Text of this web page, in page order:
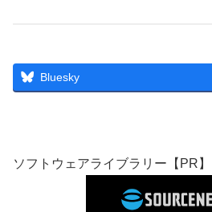
Bluesky
ソフトウェアライブラリー【PR】